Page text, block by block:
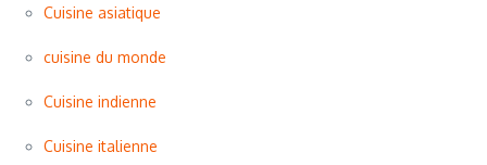
Cuisine asiatique
cuisine du monde
Cuisine indienne
Cuisine italienne